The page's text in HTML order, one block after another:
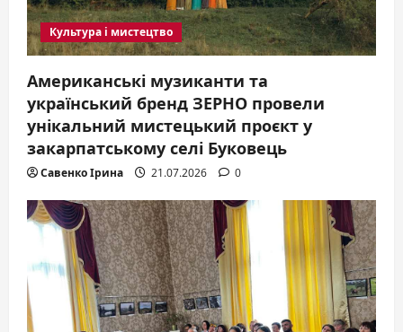
Культура і мистецтво
Американські музиканти та
український бренд ЗЕРНО провели
унікальний мистецький проєкт у
закарпатському селі Буковець
Савенко Ірина 21.07.2026 0